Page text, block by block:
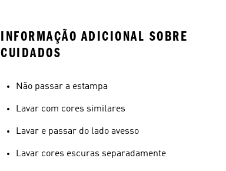
INFORMAÇÃO ADICIONAL SOBRE
CUIDADOS
Não passar a estampa
Lavar com cores similares
Lavar e passar do lado avesso
Lavar cores escuras separadamente